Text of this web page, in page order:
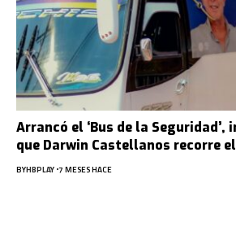
Arrancó el ‘Bus de la
que Darwin Castellanos recorre
BYHBPLAY 7 MESES HACE